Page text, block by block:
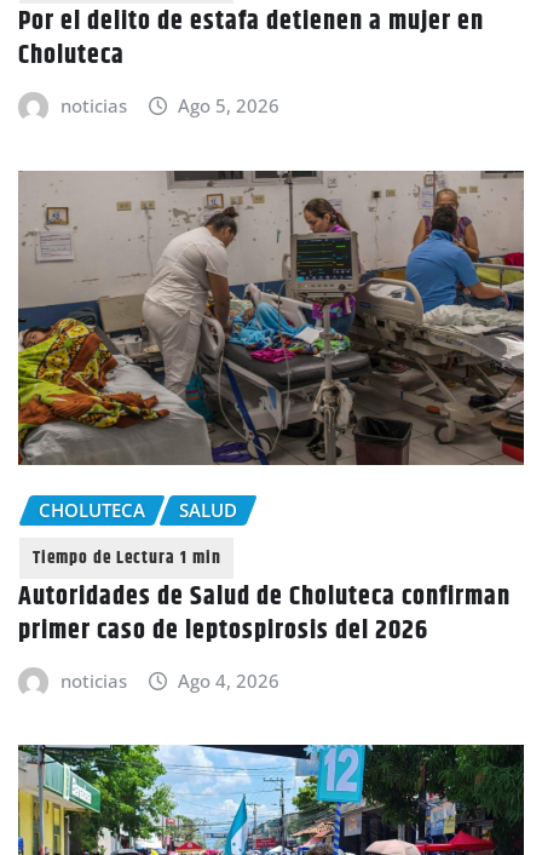
Por el delito de estafa detienen a mujer en
Choluteca
noticias Ago 5, 2026
CHOLUTECA SALUD
Autoridades de Salud de Choluteca confirman
primer caso de leptospirosis del 2026
noticias Ago 4, 2026